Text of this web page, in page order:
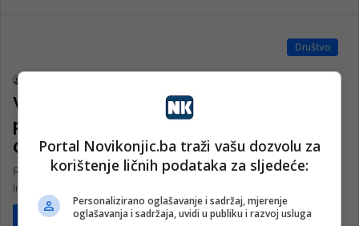
Društvo
VELIKO OTKRIĆE ARHEOLOGA: Konačno
pronađen mezar Husein Kapetana
Gradaščevića
RTV Sana iz Sanskog Mosta u protekli četvrtak objavila je
informaciju iz nezvaničnih izvora da je u Istanbulu prije dva…
Pročitaj više
Portal Novikonjic.ba traži vašu dozvolu za
korištenje ličnih podataka za sljedeće:
Personalizirano oglašavanje i sadržaj, mjerenje
oglašavanja i sadržaja, uvidi u publiku i razvoj usluga